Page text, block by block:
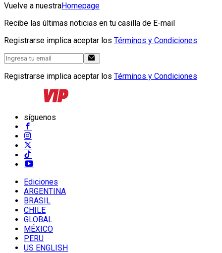
Vuelve a nuestraHomepage
Recibe las últimas noticias en tu casilla de E-mail
Registrarse implica aceptar los Términos y Condiciones
Registrarse implica aceptar los Términos y Condiciones
síguenos
Ediciones
ARGENTINA
BRASIL
CHILE
GLOBAL
MÉXICO
PERU
US ENGLISH